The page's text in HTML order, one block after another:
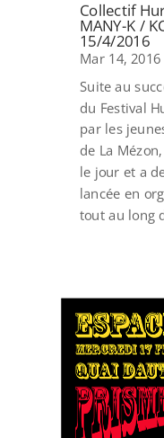
Collectif
MANY-K /
15/4/2016
Mar 14, 2016
Suite au
du Festival
par les
de La
le jour et a
lancée en
tout au long